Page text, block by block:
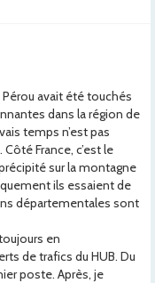
avait été touchés
dans la région de
temps n’est pas
France, c’est le
sur la montagne
ils essaient de
départementales sont
en
de trafics du HUB. Du
poste. Après, je